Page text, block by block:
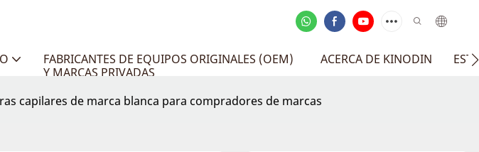
FABRICANTES DE EQUIPOS ORIGINALES (OEM)
Y MARCAS PRIVADAS
ACERCA DE KINODIN
capilares de marca blanca para compradores de marcas